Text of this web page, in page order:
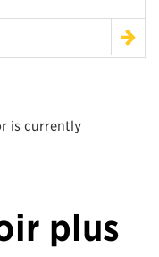
is currently
plus